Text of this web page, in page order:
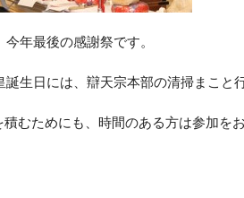
今年最後の感謝祭です。
誕生日には、辯天宗本部の清掃まこと
積むためにも、時間のある方は参加を